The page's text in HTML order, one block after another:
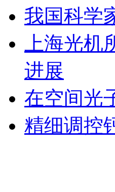
我国科学
上海光
进展
在空间光
精细调控